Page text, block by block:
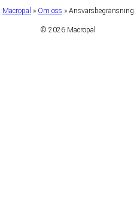
Macropal » Om oss » Ansvarsbegränsning
© 2026 Macropal